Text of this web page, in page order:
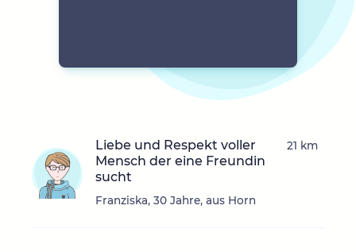
Liebe und Respekt voller
Mensch der eine Freundin
sucht
Franziska, 30 Jahre, aus Horn
21 km